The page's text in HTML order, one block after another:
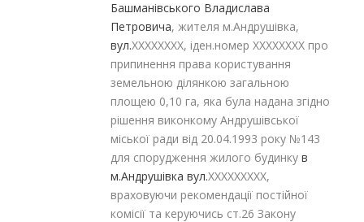
Башманівського Владислава
Петровича, жителя м.Андрушівка,
вул.XXXXXXXX, іден.номер XXXXXXXX про
припинення права користування
земельною ділянкою загальною
площею 0,10 га, яка була надана згідно
рішення виконкому Андрушівської
міської ради від 20.04.1993 року №143
для спорудження жилого будинку в
м.Андрушівка вул.XXXXXXXXX,
враховуючи рекомендації постійної
комісії та керуючись ст.26 Закону